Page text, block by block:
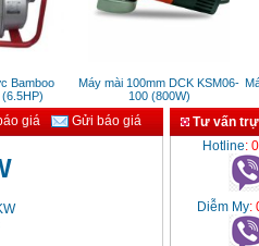
Máy mài 100mm DCK KSM06-
100 (800W)
Máy
giá Gửi báo giá
Tư vấn
Hotline:
Diễm My: